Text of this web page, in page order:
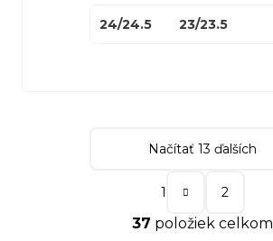
24/24.5 23/23.5
O
Načítať 13 ďalších
r
1 2
37 položiek celkom